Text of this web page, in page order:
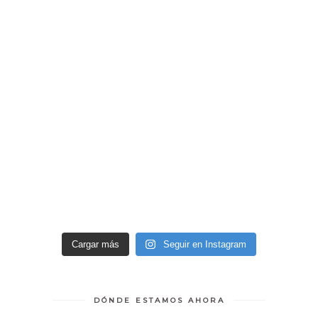
Cargar más Seguir en Instagram
DÓNDE ESTAMOS AHORA